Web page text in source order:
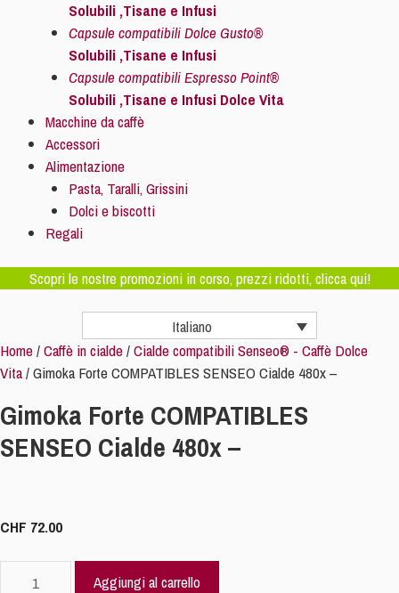
Solubili ,Tisane e Infusi
Capsule compatibili Dolce Gusto®
Solubili ,Tisane e Infusi
Capsule compatibili Espresso Point®
Solubili ,Tisane e Infusi Dolce Vita
Macchine da caffè
Accessori
Alimentazione
Pasta, Taralli, Grissini
Dolci e biscotti
Regali
Scopri le nostre promozioni in corso, prezzi ridotti, clicca qui!
Italiano
Home/Caffè in cialde/Cialde compatibili Senseo® - Caffè Dolce
Vita/ Gimoka Forte COMPATIBLES SENSEO Cialde 480x –
Gimoka Forte COMPATIBLES
SENSEO Cialde 480x –
CHF 72.00
Aggiungi al carrello